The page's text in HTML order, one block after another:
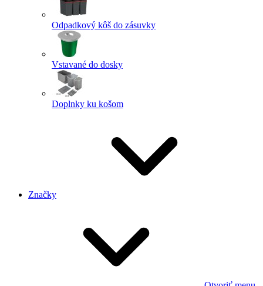
Odpadkový kôš do zásuvky
Vstavané do dosky
Doplnky ku košom
Značky